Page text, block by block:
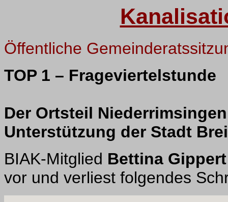
Öffentliche
TOP 1 – Frageviertelstunde
Der Ortsteil
Unterstützung der Stadt
BIAK-Mitglied Bettina
vor und verliest folgendes